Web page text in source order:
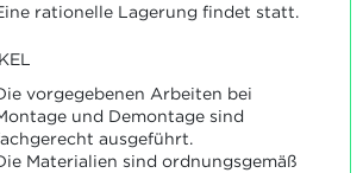
rationelle Lagerung findet statt.
vorgegebenen Arbeiten bei
und Demontage sind
ausgeführt.
Materialien sind ordnungsgemäß